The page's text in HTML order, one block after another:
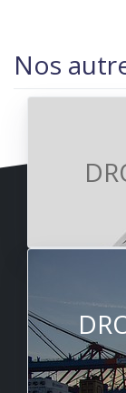
Nos